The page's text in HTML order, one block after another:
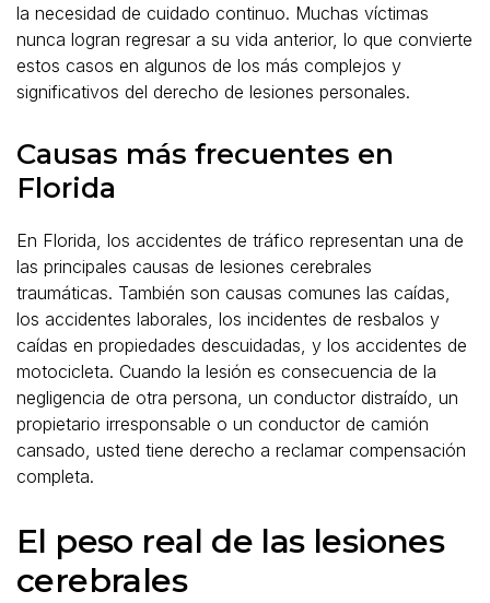
la necesidad de cuidado continuo. Muchas víctimas
nunca logran regresar a su vida anterior, lo que convierte
estos casos en algunos de los más complejos y
significativos del derecho de lesiones personales.
Causas más frecuentes en
Florida
En Florida, los accidentes de tráfico representan una de
las principales causas de lesiones cerebrales
traumáticas. También son causas comunes las caídas,
los accidentes laborales, los incidentes de resbalos y
caídas en propiedades descuidadas, y los accidentes de
motocicleta. Cuando la lesión es consecuencia de la
negligencia de otra persona, un conductor distraído, un
propietario irresponsable o un conductor de camión
cansado, usted tiene derecho a reclamar compensación
completa.
El peso real de las lesiones
cerebrales